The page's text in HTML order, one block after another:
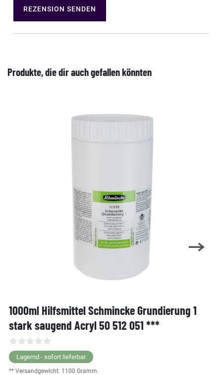
REZENSION SENDEN
Produkte, die dir auch gefallen könnten
1000ml Hilfsmittel Schmincke Grundierung 1
stark saugend Acryl 50 512 051 ***
Lagernd - sofort lieferbar
** Versandgewicht: 1100 Gramm.